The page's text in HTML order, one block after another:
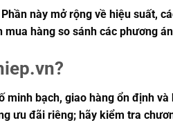
này mở rộng về hiệu suất,
hàng so sánh các phương
minh bạch, giao hàng ổn định và
ưu đãi riêng; hãy kiểm tra